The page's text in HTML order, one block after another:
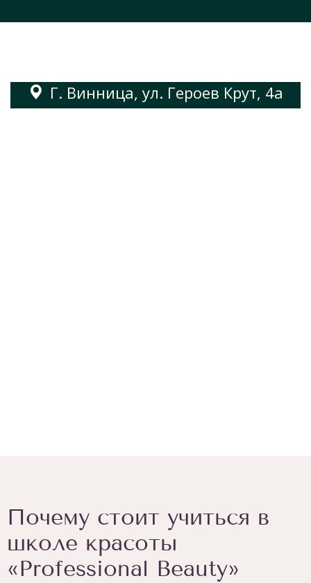
Г. Винница, ул. Героев Крут, 4а
Почему стоит учиться в
школе красоты
«Professional Beauty»